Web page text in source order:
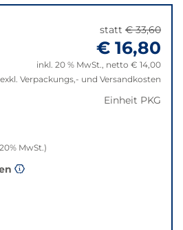
statt € 33,60
€ 16,80
inkl. 20 % MwSt., netto € 14,00
exkl. Verpackungs,- und Versandkosten
Einheit PKG
MwSt.)